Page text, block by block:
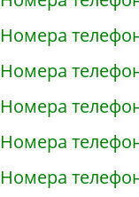
Номера
Номера
Номера
Номера
Номера